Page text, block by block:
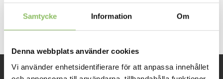
Samtycke Information Om
Denna webbplats använder cookies
Vi använder enhetsidentifierare för att anpassa innehållet
←Previous
Next→